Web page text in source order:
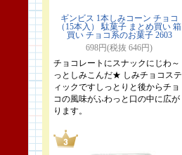
ギンビス 1本しみコーン チョコ
（15本入） 駄菓子 まとめ買い 箱
買い チョコ系のお菓子 2603
698円(税抜 646円)
チョコレートにスナックにじわ～
っとしみこんだ★ しみチョコステ
ィックですしっとりと後からチョ
コの風味がふわっと口の中に広が
ります。